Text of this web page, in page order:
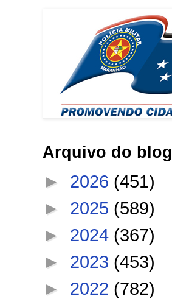
Arquivo do blog
► 2026 (451)
► 2025 (589)
► 2024 (367)
► 2023 (453)
► 2022 (782)